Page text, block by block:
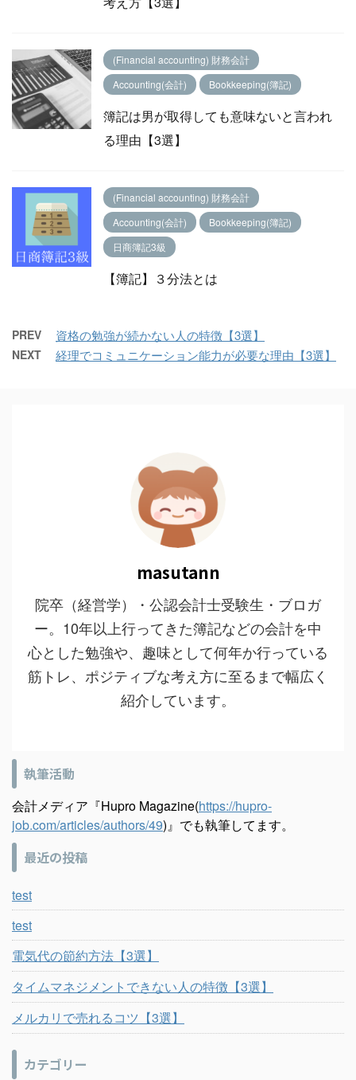
(Financial accounting) 財務会計
Accounting(会計)
Bookkeeping(簿記)
簿記は男が取得しても意味ないと言われ
る理由【3選】
(Financial accounting) 財務会計
Accounting(会計)
Bookkeeping(簿記)
日商簿記3級
【簿記】３分法とは
PREV 資格の勉強が続かない人の特徴【3選】
NEXT 経理でコミュニケーション能力が必要な理由【3選】
masutann
院卒（経営学）・公認会計士受験生・ブロガ
ー。10年以上行ってきた簿記などの会計を中
心とした勉強や、趣味として何年か行っている
筋トレ、ポジティブな考え方に至るまで幅広く
紹介しています。
執筆活動
会計メディア『Hupro Magazine(https://hupro-
job.com/articles/authors/49)』でも執筆してます。
最近の投稿
test
test
電気代の節約方法【3選】
タイムマネジメントできない人の特徴【3選】
メルカリで売れるコツ【3選】
カテゴリー